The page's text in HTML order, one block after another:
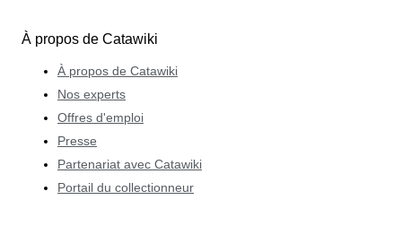
À propos de Catawiki
À propos de Catawiki
Nos experts
Offres d'emploi
Presse
Partenariat avec Catawiki
Portail du collectionneur